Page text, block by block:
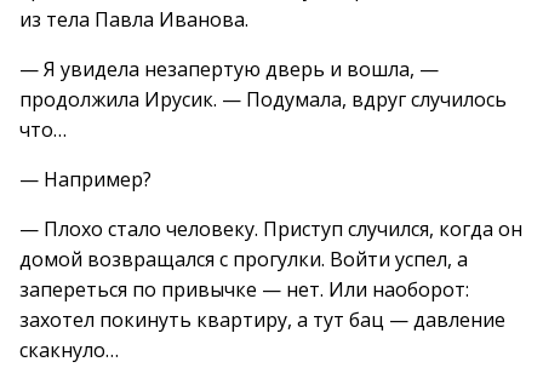
из тела Павла Иванова.
— Я увидела незапертую дверь и вошла, —
продолжила Ирусик. — Подумала, вдруг случилось
что…
— Например?
— Плохо стало человеку. Приступ случился, когда он
домой возвращался с прогулки. Войти успел, а
запереться по привычке — нет. Или наоборот:
захотел покинуть квартиру, а тут бац — давление
скакнуло…